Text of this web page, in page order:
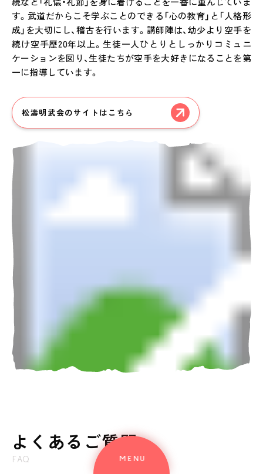
MENU
す。武道だからこそ学ぶことのできる「心の教育」と「人格形
成」を大切にし、稽古を行います。講師陣は、幼少より空手を
続け空手歴20年以上。生徒一人ひとりとしっかりコミュニ
ケーションを図り、生徒たちが空手を大好きになることを第
一に指導しています。
松濤明武会のサイトはこちら
よくあるご質問
FAQ